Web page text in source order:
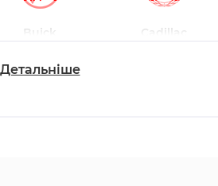
Buick Cadillac
Детальніше